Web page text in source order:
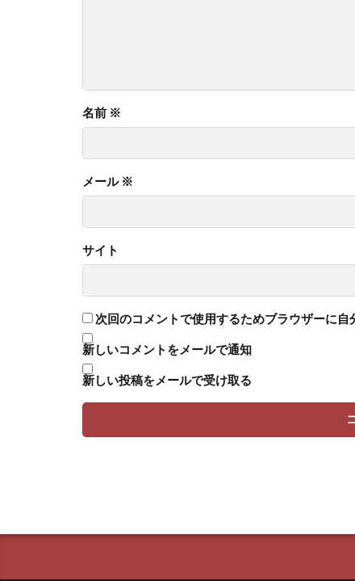
名前 ※
メール ※
サイト
次回のコメントで使用するためブラウザーに自
新しいコメントをメールで通知
新しい投稿をメールで受け取る